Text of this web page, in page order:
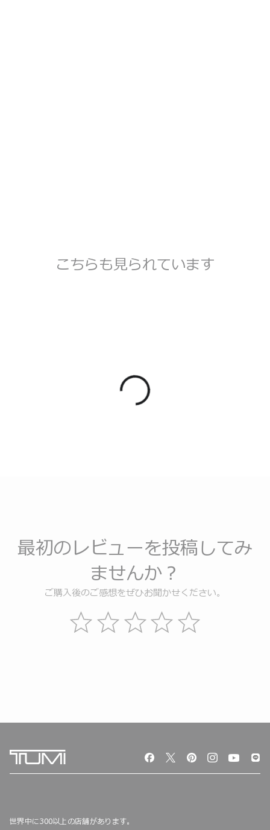
こちらも見られています
最初のレビューを投稿してみ
ませんか？
ご購入後のご感想をぜひお聞かせください。
世界中に300以上の店舗があります。